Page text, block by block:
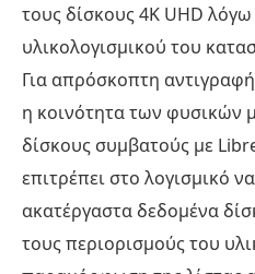
τους δίσκους 4K UHD
υλικολογισμικού του
Για απρόσκοπτη
η κοινότητα των φυσικών
δίσκους συμβατούς με
επιτρέπει στο λογισμικό
ακατέργαστα δεδομένα
τους περιορισμούς του